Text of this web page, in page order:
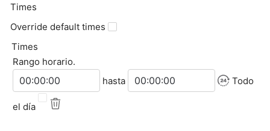
Times
Override default times
Times
Rango horario.
Hora de inicio
hasta Hora de finalización Todo
el día